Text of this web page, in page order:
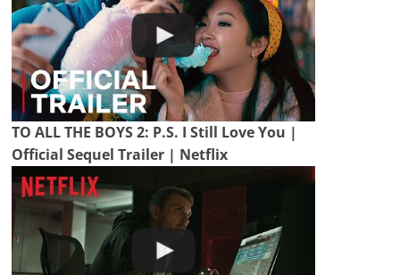
TO ALL THE BOYS 2: P.S. I Still Love You |
Official Sequel Trailer | Netflix